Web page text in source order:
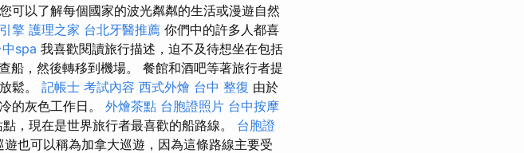
可以了解每個國家的波光粼粼的生活或漫遊自然
擎 護理之家 台北牙醫推薦 你們中的許多人都喜
中spa 我喜歡閱讀旅行描述，迫不及待想坐在包括
船，然後轉移到機場。 餐館和酒吧等著旅行者提
鬆。 記帳士 考試內容 西式外燴 台中 整復 由於
的灰色工作日。 外燴茶點 台胞證照片 台中按摩
，現在是世界旅行者最喜歡的船路線。 台胞證
遊也可以稱為加拿大巡遊，因為這條路線主要受